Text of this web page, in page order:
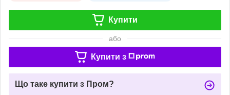
Купити
або
Купити з
Що таке купити з Пром?